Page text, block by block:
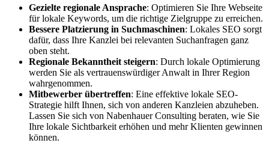
Gezielte regionale Ansprache: Optimieren Sie Ihre Webseite
für lokale Keywords, um die richtige Zielgruppe zu erreichen.
Bessere Platzierung in Suchmaschinen: Lokales SEO sorgt
dafür, dass Ihre Kanzlei bei relevanten Suchanfragen ganz
oben steht.
Regionale Bekanntheit steigern: Durch lokale Optimierung
werden Sie als vertrauenswürdiger Anwalt in Ihrer Region
wahrgenommen.
Mitbewerber übertreffen: Eine effektive lokale SEO-
Strategie hilft Ihnen, sich von anderen Kanzleien abzuheben.
Lassen Sie sich von Nabenhauer Consulting beraten, wie Sie
Ihre lokale Sichtbarkeit erhöhen und mehr Klienten gewinnen
können.